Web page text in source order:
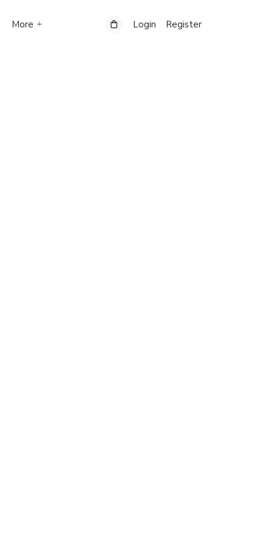
More Login Register